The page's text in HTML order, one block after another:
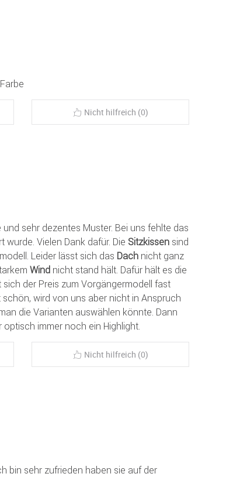
Nicht hilfreich (0)
sehr dezentes Muster. Bei uns fehlte das
Vielen Dank dafür. Die Sitzkissen sind
Leider lässt sich das Dach nicht ganz
Wind nicht stand hält. Dafür hält es die
der Preis zum Vorgängermodell fast
wird von uns aber nicht in Anspruch
die Varianten auswählen könnte. Dann
immer noch ein Highlight.
Nicht hilfreich (0)
bin sehr zufrieden haben sie auf der